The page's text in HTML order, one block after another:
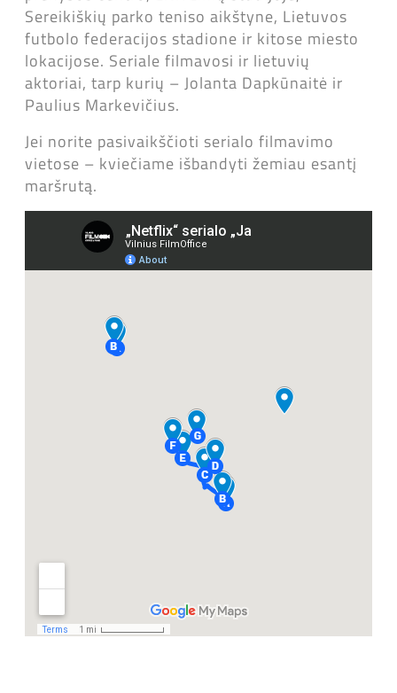
Sereikiškių parko teniso aikštyne, Lietuvos
futbolo federacijos stadione ir kitose miesto
lokacijose. Seriale filmavosi ir lietuvių
aktoriai, tarp kurių – Jolanta Dapkūnaitė ir
Paulius Markevičius.
Jei norite pasivaikščioti serialo filmavimo
vietose – kviečiame išbandyti žemiau esantį
maršrutą.